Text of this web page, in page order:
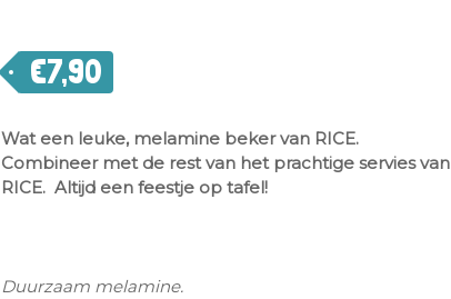
€7,90
Wat een leuke, melamine beker van RICE.
Combineer met de rest van het prachtige servies van
RICE. Altijd een feestje op tafel!
Duurzaam melamine.